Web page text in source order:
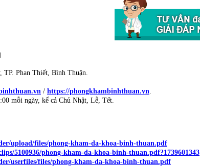
Phan Thiết, Bình Thuận.
/ https://phongkhambinhthuan.vn
mỗi ngày, kể cả Chủ Nhật, Lễ, Tết.
upload/files/phong-kham-da-khoa-binh-thuan.pdf
5100936/phong-kham-da-khoa-binh-thuan.pdf?1739601343
userfiles/files/phong-kham-da-khoa-binh-thuan.pdf